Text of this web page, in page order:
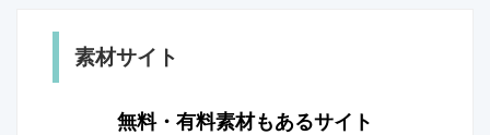
素材サイト
無料・有料素材もあるサイト